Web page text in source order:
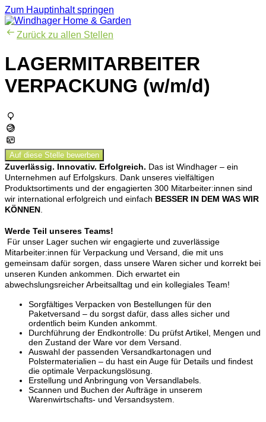
Zum Hauptinhalt springen
Zurück zu allen Stellen
LAGERMITARBEITER
VERPACKUNG (w/m/d)
Auf diese Stelle bewerben
Zuverlässig. Innovativ. Erfolgreich. Das ist Windhager – ein
Unternehmen auf Erfolgskurs. Dank unseres vielfältigen
Produktsortiments und der engagierten 300 Mitarbeiter:innen sind
wir international erfolgreich und einfach BESSER IN DEM WAS WIR
KÖNNEN
Werde Teil unseres Teams!
Für unser Lager suchen wir engagierte und zuverlässige
Mitarbeiter:innen für Verpackung und Versand, die mit uns
gemeinsam dafür sorgen, dass unsere Waren sicher und korrekt bei
unseren Kunden ankommen. Dich erwartet ein
abwechslungsreicher Arbeitsalltag und ein kollegiales Team!
Sorgfältiges Verpacken von Bestellungen für den
Paketversand – du sorgst dafür, dass alles sicher und
ordentlich beim Kunden ankommt.
Durchführung der Endkontrolle: Du prüfst Artikel, Mengen und
den Zustand der Ware vor dem Versand.
Auswahl der passenden Versandkartonagen und
Polstermaterialien – du hast ein Auge für Details und findest
die optimale Verpackungslösung.
Erstellung und Anbringung von Versandlabels.
Scannen und Buchen der Aufträge in unserem
Warenwirtschafts- und Versandsystem.